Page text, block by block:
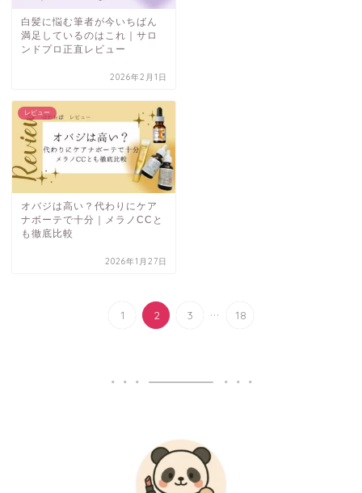
白髪に悩む筆者が今いちばん
満足しているのはこれ｜サロ
ンドプロ正直レビュー
2026年2月1日
レビュー
オバジは高い？代わりにケア
ナボーテで十分｜メラノCCと
も徹底比較
2026年1月27日
1 2 3 ... 18